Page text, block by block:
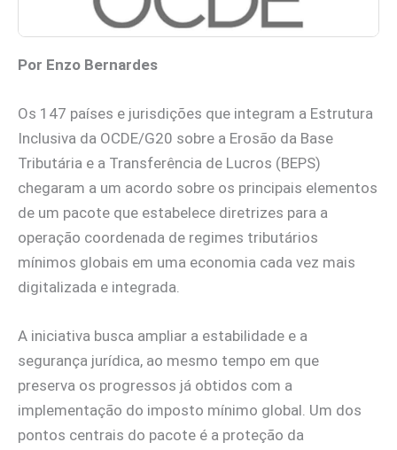
Por Enzo Bernardes
Os 147 países e jurisdições que integram a Estrutura
Inclusiva da OCDE/G20 sobre a Erosão da Base
Tributária e a Transferência de Lucros (BEPS)
chegaram a um acordo sobre os principais elementos
de um pacote que estabelece diretrizes para a
operação coordenada de regimes tributários
mínimos globais em uma economia cada vez mais
digitalizada e integrada.
A iniciativa busca ampliar a estabilidade e a
segurança jurídica, ao mesmo tempo em que
preserva os progressos já obtidos com a
implementação do imposto mínimo global. Um dos
pontos centrais do pacote é a proteção da